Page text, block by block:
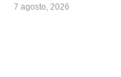
7 agosto, 2026